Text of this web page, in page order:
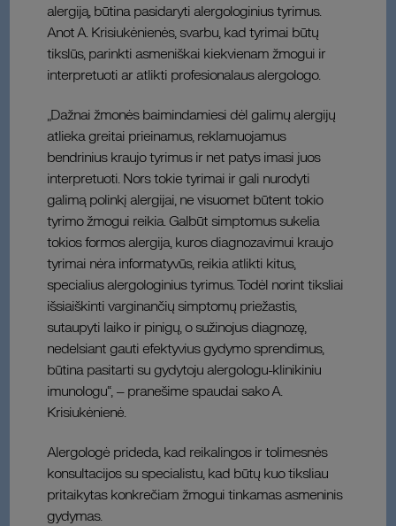
alergiją, būtina pasidaryti alergologinius tyrimus.
Anot A. Krisiukėnienės, svarbu, kad tyrimai būtų
tikslūs, parinkti asmeniškai kiekvienam žmogui ir
interpretuoti ar atlikti profesionalaus alergologo.
„Dažnai žmonės baimindamiesi dėl galimų alergijų
atlieka greitai prieinamus, reklamuojamus
bendrinius kraujo tyrimus ir net patys imasi juos
interpretuoti. Nors tokie tyrimai ir gali nurodyti
galimą polinkį alergijai, ne visuomet būtent tokio
tyrimo žmogui reikia. Galbūt simptomus sukelia
tokios formos alergija, kuros diagnozavimui kraujo
tyrimai nėra informatyvūs, reikia atlikti kitus,
specialius alergologinius tyrimus. Todėl norint tiksliai
išsiaiškinti varginančių simptomų priežastis,
sutaupyti laiko ir pinigų, o sužinojus diagnozę,
nedelsiant gauti efektyvius gydymo sprendimus,
būtina pasitarti su gydytoju alergologu-klinikiniu
imunologu“, – pranešime spaudai sako A.
Krisiukėnienė.
Alergologė prideda, kad reikalingos ir tolimesnės
konsultacijos su specialistu, kad būtų kuo tiksliau
pritaikytas konkrečiam žmogui tinkamas asmeninis
gydymas.